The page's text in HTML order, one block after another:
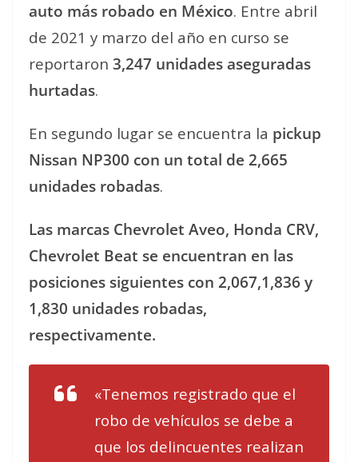
auto más robado en México. Entre abril
de 2021 y marzo del año en curso se
reportaron 3,247 unidades aseguradas
hurtadas.
En segundo lugar se encuentra la pickup
Nissan NP300 con un total de 2,665
unidades robadas.
Las marcas Chevrolet Aveo, Honda CRV,
Chevrolet Beat se encuentran en las
posiciones siguientes con 2,067,1,836 y
1,830 unidades robadas,
respectivamente.
«Tenemos registrado que el
robo de vehículos se debe a
que los delincuentes realizan